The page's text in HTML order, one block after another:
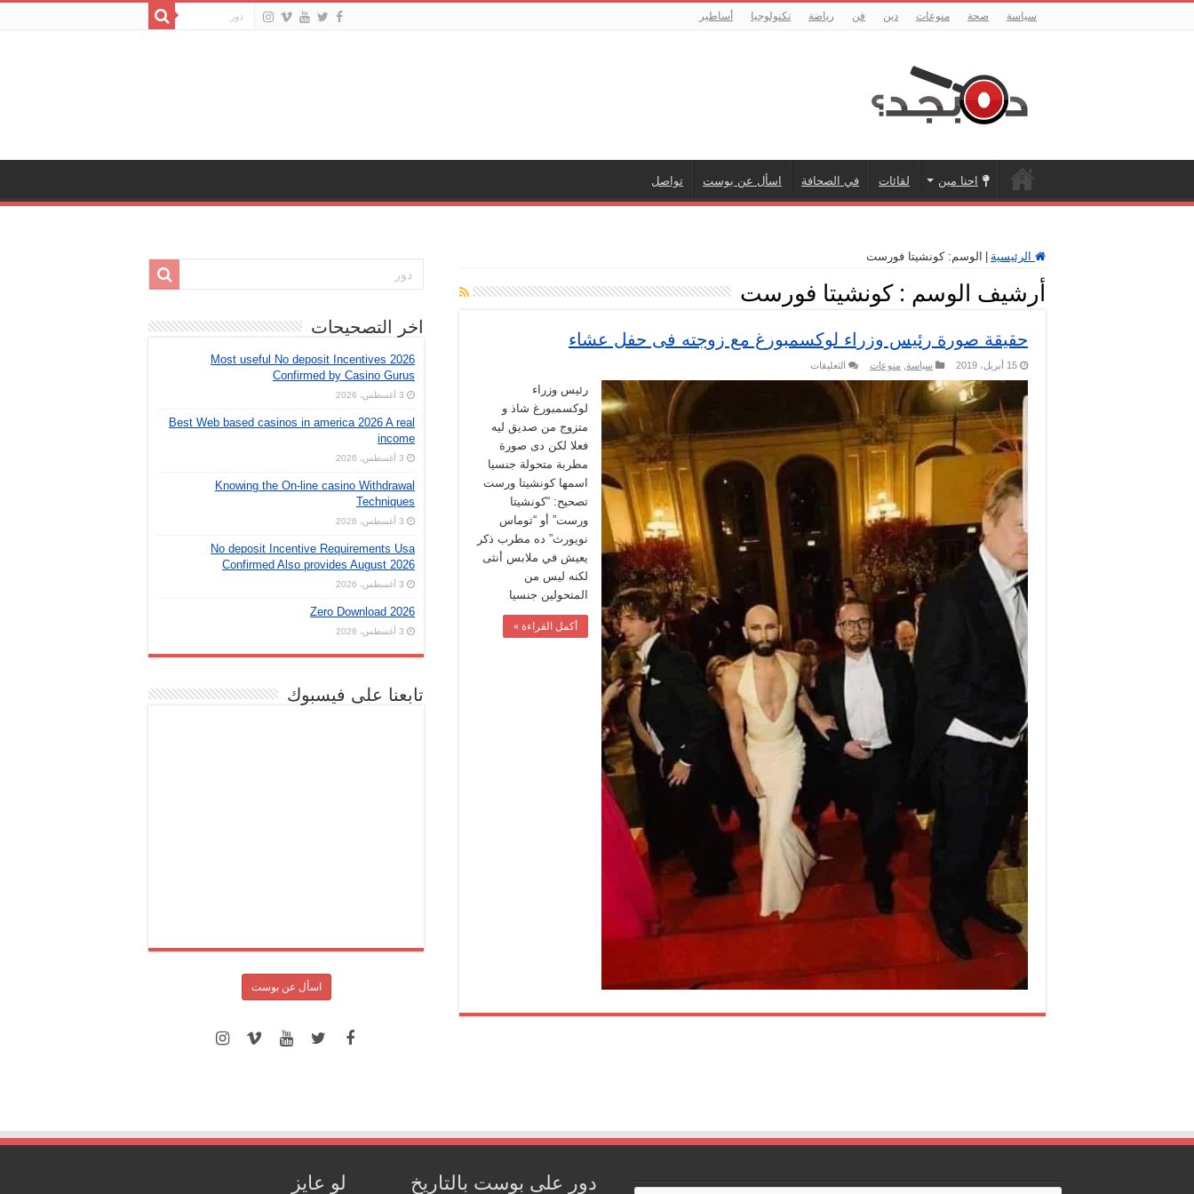
سياسة صحة منوعات دين فن رياضة تكنولوجيا أساطير
احنا مين لقائات في الصحافة اسأل عن بوست تواصل
الرئيسية الوسم:كونشيتا فورست
أرشيف الوسم :كونشيتا فورست
حقيقة صورة رئيس وزراء لوكسمبورغ مع زوجته فى حفل عشاء
15 أبريل، 2019 سياسة منوعات التعليقات
مع
زوجته
فى
مغلقة
رئيس وزراء
لوكسمبورغ شاذ و
متزوج من صديق ليه
فعلا لكن دى صورة
مطربة متحولة جنسيا
اسمها كونشيتا ورست
تصحيح: “كونشيتا
ورست” أو “توماس
نويورث” ده مطرب ذكر
يعيش في ملابس أنثى
لكنه ليس من
المتحولين جنسيا
أكمل القراءة »
اخر التصحيحات
Most useful No deposit Incentives 2026
Confirmed by Casino Gurus
3 أغسطس، 2026
Best Web based casinos in america 2026 A real
income
3 أغسطس، 2026
Knowing the On-line casino Withdrawal
Techniques
3 أغسطس، 2026
No deposit Incentive Requirements Usa
Confirmed Also provides August 2026
3 أغسطس، 2026
Zero Download 2026
3 أغسطس، 2026
تابعنا على فيسبوك
اسأل عن بوست
دور على بوست بالتاريخ لو عايز